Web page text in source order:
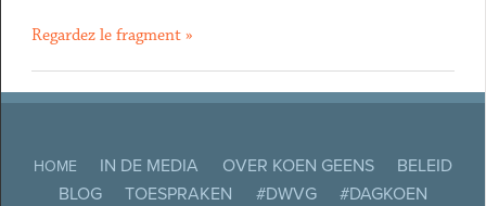
Regardez le fragment »
HOME IN DE MEDIA OVER KOEN GEENS
BELEID
BLOG
TOESPRAKEN #DWVG
#DAGKOEN